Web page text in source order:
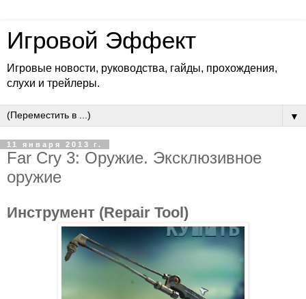
Игровой Эффект
Игровые новости, руководства, гайды, прохождения,
слухи и трейлеры.
▼
11 января 2013 г.
Far Cry 3: Оружие. Эксклюзивное
оружие
Инструмент (Repair Tool)